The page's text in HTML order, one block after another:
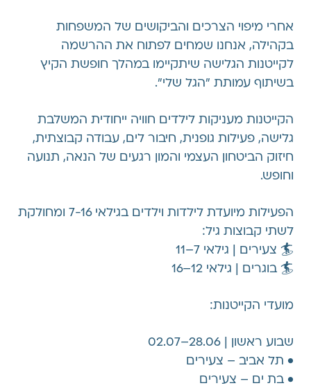
אחרי מיפוי הצרכים והביקושים של המשפחות
בקהילה, אנחנו שמחים לפתוח את ההרשמה
לקייטנות הגלישה שיתקיימו במהלך חופשת הקיץ
בשיתוף עמותת "הגל שלי".
הקייטנות מעניקות לילדים חוויה ייחודית המשלבת
גלישה, פעילות גופנית, חיבור לים, עבודה קבוצתית,
חיזוק הביטחון העצמי והמון רגעים של הנאה, תנועה
וחופש.
הפעילות מיועדת לילדות וילדים בגילאי 7-16 ומחולקת
לשתי קבוצות גיל:
🏄 צעירים | גילאי 7–11
🏄 בוגרים | גילאי 12–16
מועדי הקייטנות:
שבוע ראשון | 28.06–02.07
•⁠ ⁠תל אביב – צעירים
•⁠ ⁠בת ים – צעירים